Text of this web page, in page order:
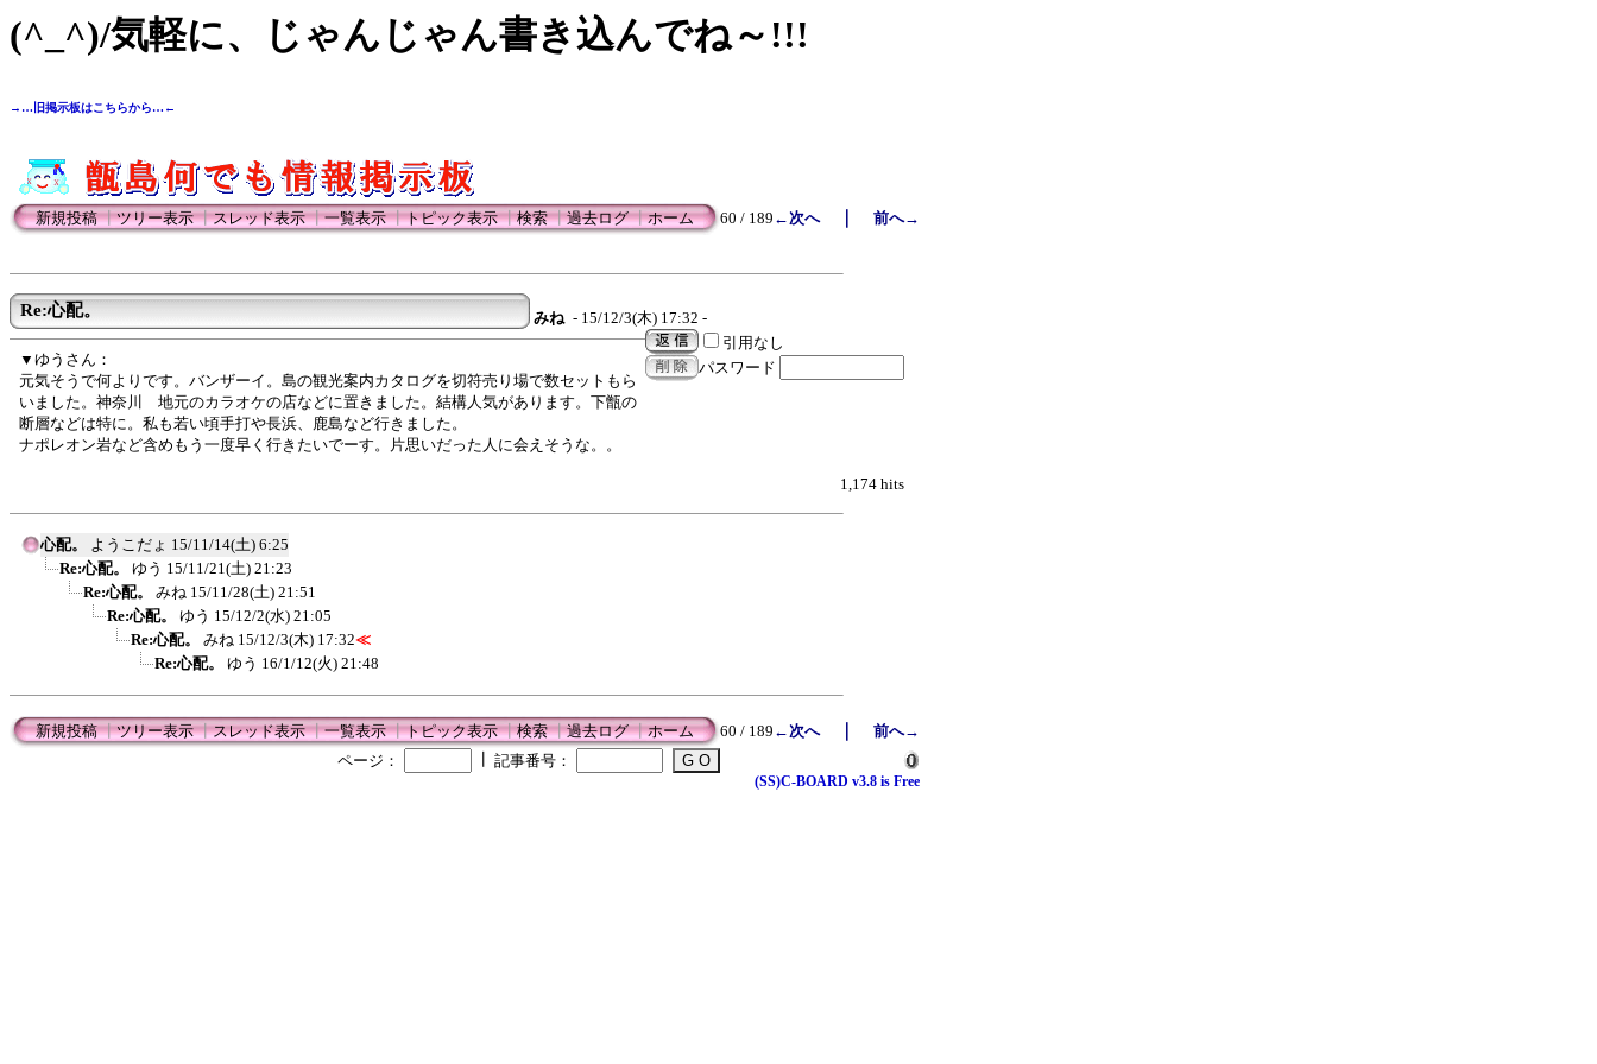
(^_^)/気軽に、じゃんじゃん書き込んでね～!!!
→…旧掲示板はこちらから…←
新規投稿┃ツリー表示┃スレッド表示┃一覧表示┃トピック表示┃検索┃過去ログ┃ホーム 60 / 189 ←次へ｜ 前へ→
Re:心配。 みね - 15/12/3(木) 17:32 -
引用なし
パスワード
▼ゆうさん：
元気そうで何よりです。バンザーイ。島の観光案内カタログを切符売り場で数セットもら
いました。神奈川 地元のカラオケの店などに置きました。結構人気があります。下甑の
断層などは特に。私も若い頃手打や長浜、鹿島など行きました。
ナポレオン岩など含めもう一度早く行きたいでーす。片思いだった人に会えそうな。。
1,174 hits
心配。 ようこだょ 15/11/14(土) 6:25
Re:心配。
ゆう 15/11/21(土) 21:23
Re:心配。
みね 15/11/28(土) 21:51
Re:心配。
ゆう 15/12/2(水) 21:05
Re:心配。
みね 15/12/3(木) 17:32≪
Re:心配。
ゆう 16/1/12(火) 21:48
新規投稿┃ツリー表示┃スレッド表示┃一覧表示┃トピック表示┃検索┃過去ログ┃ホーム 60 / 189 ←次へ｜ 前へ→
ページ：
記事番号：
(SS)C-BOARD v3.8 is Free